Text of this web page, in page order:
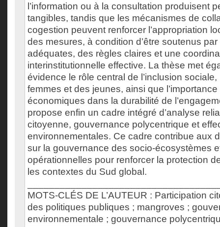
l’information ou à la consultation produisent
tangibles, tandis que les mécanismes de
cogestion peuvent renforcer l’appropriation
des mesures, à condition d’être soutenus
adéquates, des règles claires et une
interinstitutionnelle effective. La thèse met
évidence le rôle central de l’inclusion
femmes et des jeunes, ainsi que
économiques dans la durabilité de
propose enfin un cadre intégré d’analyse
citoyenne, gouvernance polycentrique et
environnementales. Ce cadre contribue aux
sur la gouvernance des socio-écosystèmes
opérationnelles pour renforcer la protection
les contextes du Sud global.
MOTS-CLÉS DE L’AUTEUR : Participation
des politiques publiques ; mangroves ;
environnementale ; gouvernance